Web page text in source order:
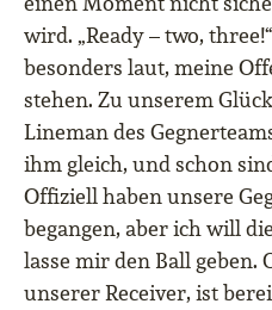
wird. „Ready – two,
besonders laut, meine
stehen. Zu unserem
Lineman des
ihm gleich, und schon
Offiziell haben unsere
begangen, aber ich will
lasse mir den Ball geben.
unserer Receiver, ist